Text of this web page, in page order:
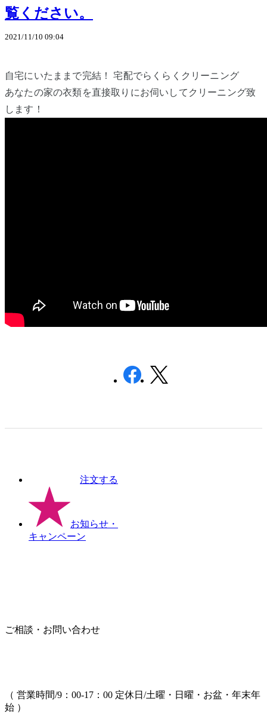
覧ください。
2021/11/10 09:04
自宅にいたままで完結！ 宅配でらくらくクリーニング
あなたの家の衣類を直接取りにお伺いしてクリーニング致
します！
注文する
お知らせ ・
キャンペーン
ご相談・お問い合わせ
（ 営業時間/9：00-17：00 定休日/土曜・日曜・お盆・年末年
始 ）